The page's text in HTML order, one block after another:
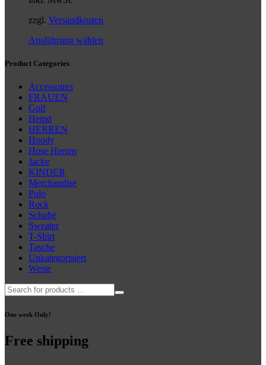
der
gewählt
zzgl. Versandkosten
Ausführung wählen
Product Categories
Accessoires
FRAUEN
Golf
Hemd
HERREN
Hoody
Hose Herren
Jacke
KINDER
Merchandise
Polo
Rock
Schuhe
Sweater
T-Shirt
Tasche
Unkategorisiert
Weste
One week Only!
Free shipping